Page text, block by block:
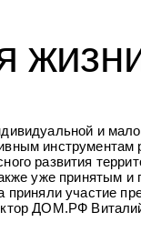
и
инструментам
развития
уже принятым
участие
ДОМ.РФ